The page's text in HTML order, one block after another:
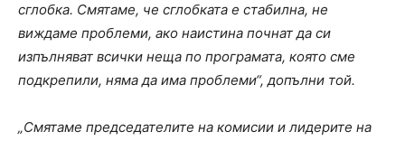
сглобка. Смятаме, че сглобката е стабилна, не
виждаме проблеми, ако наистина почнат да си
изпълняват всички неща по програмата, която сме
подкрепили, няма да има проблеми“, допълни той.
„Смятаме председателите на комисии и лидерите на